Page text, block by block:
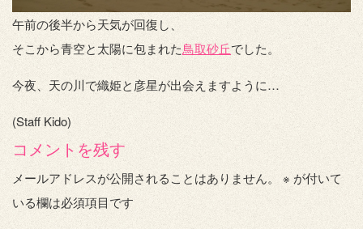
午前の後半から天気が回復し、
そこから青空と太陽に包まれた鳥取砂丘でした。
今夜、天の川で織姫と彦星が出会えますように…
(Staff Kido)
コメントを残す
メールアドレスが公開されることはありません。 ※ が付いて
いる欄は必須項目です